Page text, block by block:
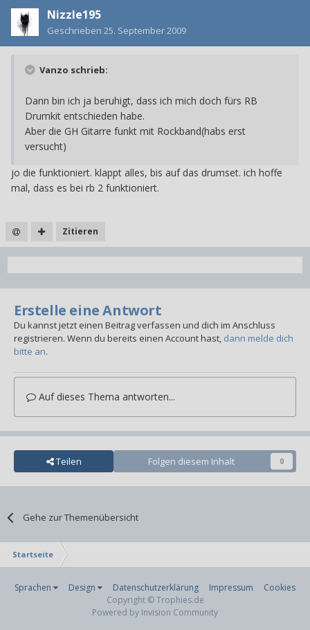
Nizzle195
Geschrieben 25. September 2009
Vanzo schrieb:
Dann bin ich ja beruhigt, dass ich mich doch fürs RB
Drumkit entschieden habe.
Aber die GH Gitarre funkt mit Rockband(habs erst
versucht)
jo die funktioniert. klappt alles, bis auf das drumset. ich hoffe
mal, dass es bei rb 2 funktioniert.
Zitieren
Erstelle eine Antwort
Du kannst jetzt einen Beitrag verfassen und dich im Anschluss
registrieren. Wenn du bereits einen Account hast, dann melde dich
bitte an.
Auf dieses Thema antworten...
Teilen Folgen diesem Inhalt 0
Gehe zur Themenübersicht
Startseite
Sprachen Design Datenschutzerklärung Impressum
Cookies
Copyright © Trophies.de
Powered by Invision Community